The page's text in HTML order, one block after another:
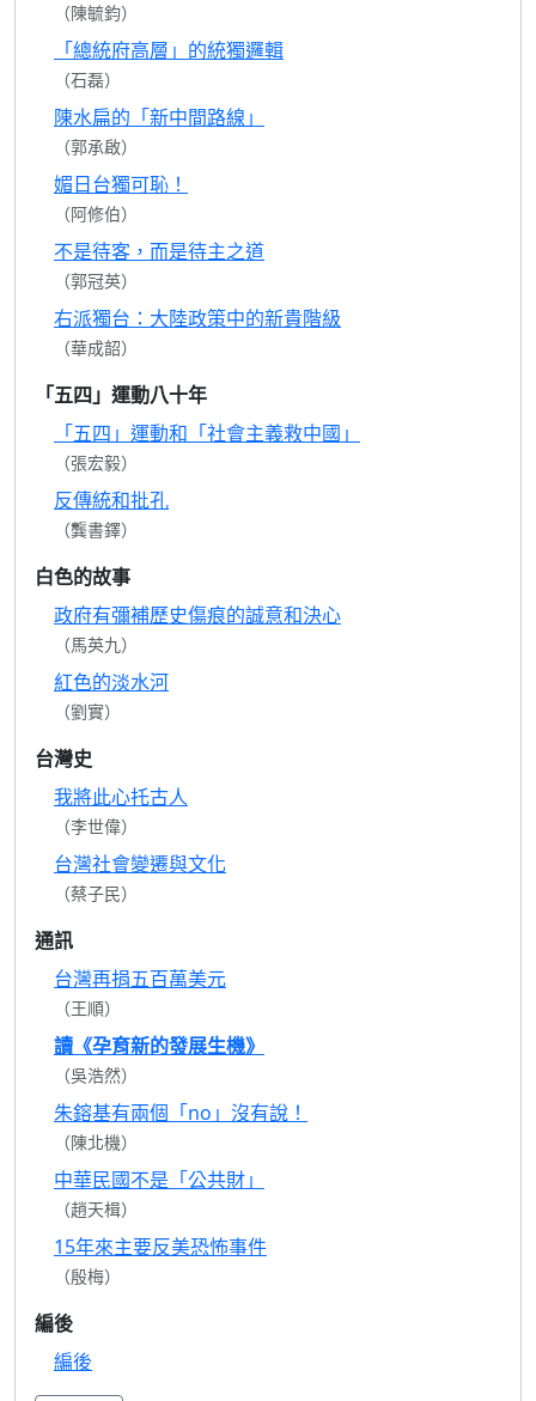
（陳毓鈞）
「總統府高層」的統獨邏輯
（石磊）
陳水扁的「新中間路線」
（郭承啟）
媚日台獨可恥！
（阿修伯）
不是待客，而是待主之道
（郭冠英）
右派獨台：大陸政策中的新貴階級
（華成韶）
「五四」運動八十年
「五四」運動和「社會主義救中國」
（張宏毅）
反傳統和批孔
（龔書鐸）
白色的故事
政府有彌補歷史傷痕的誠意和決心
（馬英九）
紅色的淡水河
（劉實）
台灣史
我將此心托古人
（李世偉）
台灣社會變遷與文化
（蔡子民）
通訊
台灣再捐五百萬美元
（王順）
讀《孕育新的發展生機》
（吳浩然）
朱鎔基有兩個「no」沒有說！
（陳北機）
中華民國不是「公共財」
（趙天楫）
15年來主要反美恐怖事件
（殷梅）
編後
編後